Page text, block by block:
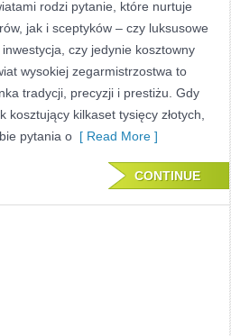
rodzi pytanie, które nurtuje
jak i sceptyków – czy luksusowe
czy jedynie kosztowny
wysokiej zegarmistrzostwa to
tradycji, precyzji i prestiżu. Gdy
kosztujący kilkaset tysięcy złotych,
pytania o [ Read More ]
CONTINUE